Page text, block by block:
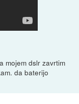
mojem dslr zavrtim
da baterijo